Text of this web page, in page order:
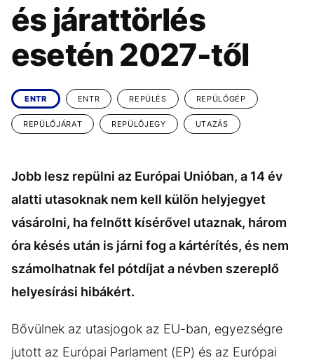
KÖZÉLET UTAZÁS
ÉLETMÓD DESIGN
BESZÉLGETÉSEK ARCOK
VIDEÓ TÖRTÉNETEK
GASZTRO
és járattörlés
esetén 2027-től
ENTR ENTR REPÜLÉS REPÜLŐGÉP
REPÜLŐJÁRAT REPÜLŐJEGY UTAZÁS
Jobb lesz repülni az Európai Unióban, a 14 év
alatti utasoknak nem kell külön helyjegyet
vásárolni, ha felnőtt kísérővel utaznak, három
óra késés után is járni fog a kártérítés, és nem
számolhatnak fel pótdíjat a névben szereplő
helyesírási hibákért.
Bővülnek az utasjogok az EU-ban, egyezségre
jutott az Európai Parlament (EP) és az Európai